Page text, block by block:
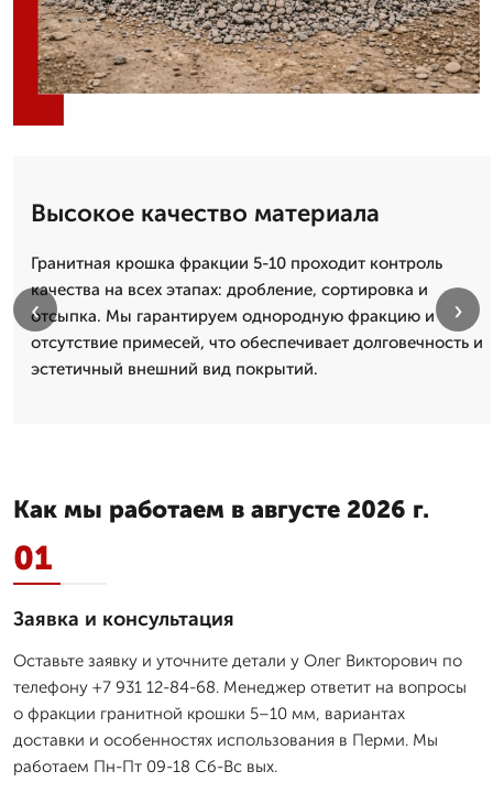
Высокое качество материала
Гранитная крошка фракции 5-10 проходит контроль
качества на всех этапах: дробление, сортировка и
отсыпка. Мы гарантируем однородную фракцию и
отсутствие примесей, что обеспечивает долговечность и
эстетичный внешний вид покрытий.
‹ ›
Как мы работаем в августе 2026 г.
01
Заявка и консультация
Оставьте заявку и уточните детали у Олег Викторович по
телефону +7 931 12-84-68. Менеджер ответит на вопросы
о фракции гранитной крошки 5–10 мм, вариантах
доставки и особенностях использования в Перми. Мы
работаем Пн-Пт 09-18 Сб-Вс вых.